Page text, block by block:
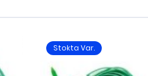
Stokta Var.